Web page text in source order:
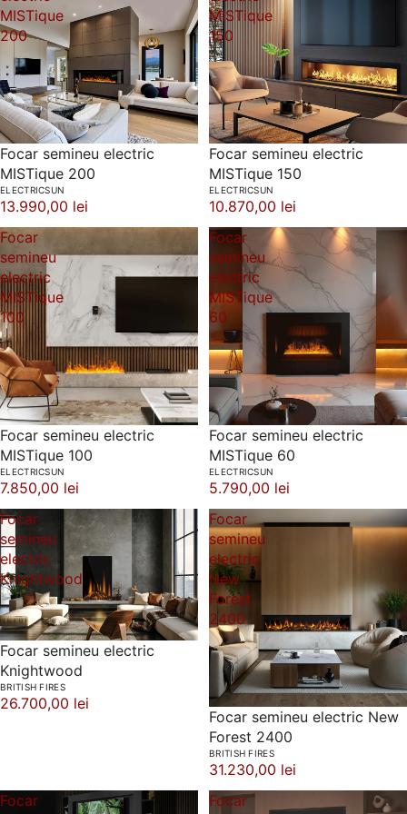
MISTique
200
Focar semineu electric
MISTique 200
ELECTRICSUN
13.990,00 lei
MISTique
150
Focar semineu electric
MISTique 150
ELECTRICSUN
10.870,00 lei
Focar
semineu
electric
MISTique
100
Focar semineu electric
MISTique 100
ELECTRICSUN
7.850,00 lei
Focar
semineu
electric
MISTique
60
Focar semineu electric
MISTique 60
ELECTRICSUN
5.790,00 lei
Focar
semineu
electric
Knightwood
Focar semineu electric
Knightwood
BRITISH FIRES
26.700,00 lei
Focar
semineu
electric
New
Forest
2400
Focar semineu electric New
Forest 2400
BRITISH FIRES
31.230,00 lei
Focar
Focar